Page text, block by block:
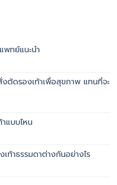
พทย์แนะนำ
ตัดรองเท้าเพื่อสุขภาพ แทนที่จะ
แบบไหน
ท้าธรรมดาต่างกันอย่างไร